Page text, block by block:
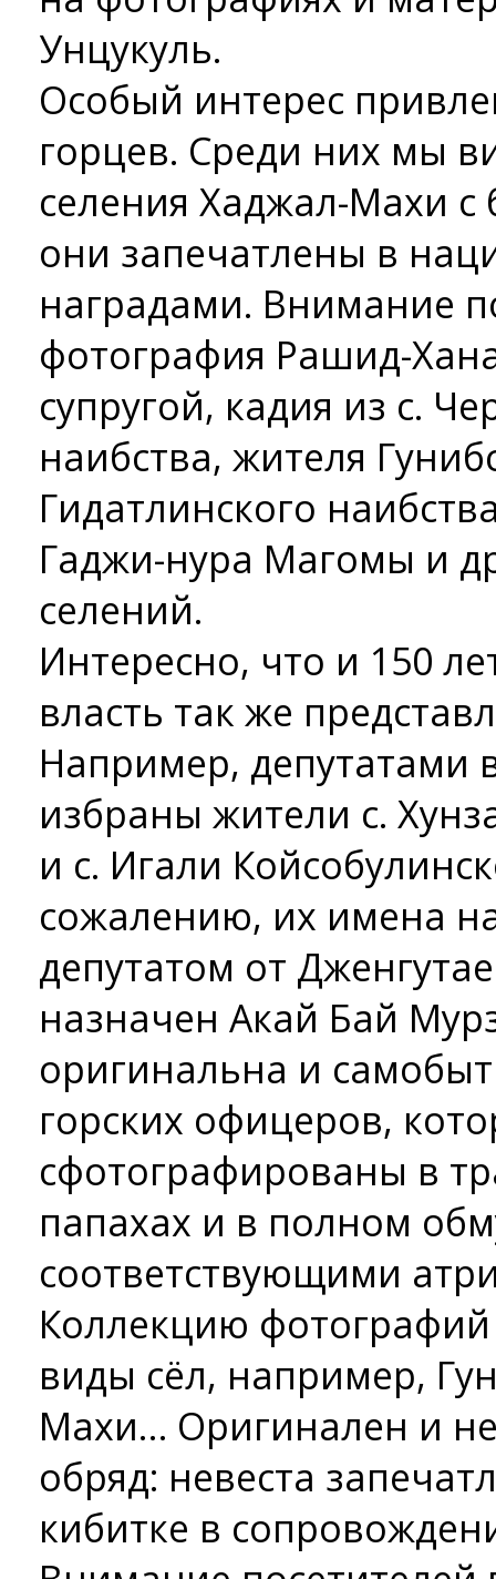
Унцукуль.
Особый интерес
горцев. Среди них мы
селения Хаджал-Махи
они запечатлены в
наградами. Внимание
фотография Рашид-
супругой, кадия из с.
наибства, жителя
Гидатлинского
Гаджи-нура Магомы и
селений.
Интересно, что и 150
власть так же
Например, депутатами
избраны жители с.
и с. Игали
сожалению, их имена
депутатом от
назначен Акай Бай
оригинальна и
горских офицеров,
сфотографированы в
папахах и в полном
соответствующими
Коллекцию
виды сёл, например,
Махи… Оригинален и
обряд: невеста
кибитке в